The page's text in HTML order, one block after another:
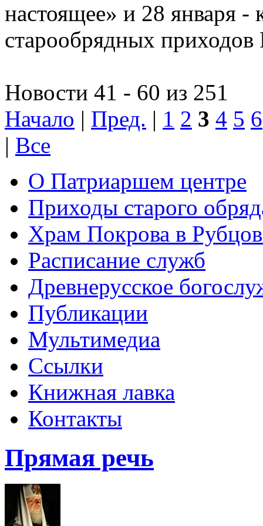
настоящее» и 28 января -
старообрядных
Новости 41 - 60 из 251
Начало | Пред. | 1 2 3 4 5 6
| Все
О Патриаршем центре
Приходы старого
Храм Покрова в
Расписание служб
Древнерусское
Публикации
Мультимедиа
Ссылки
Книжная лавка
Контакты
Прямая речь